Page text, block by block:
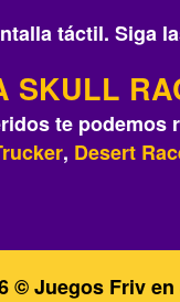
táctil. Siga
SKULL
te podemos
, Desert
© Juegos Friv